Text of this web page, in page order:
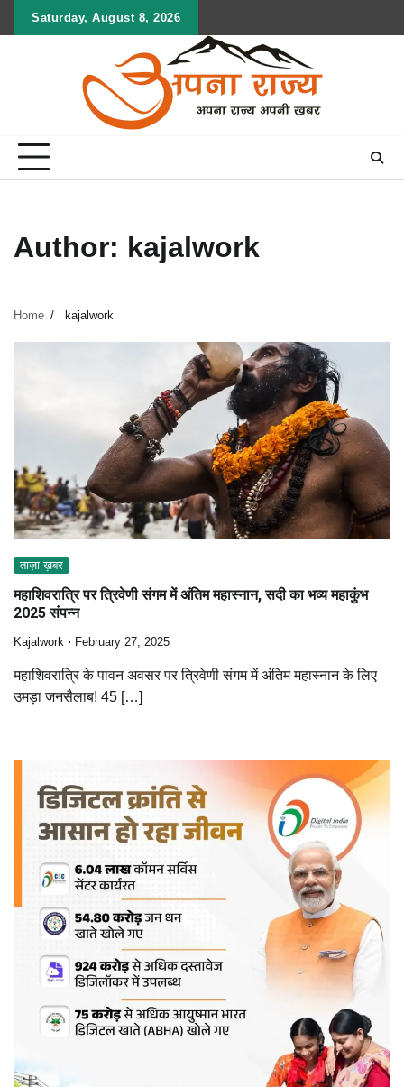
Saturday, August 8, 2026
Author: kajalwork
Home kajalwork
ताज़ा ख़बर
महाशिवरात्रि पर त्रिवेणी संगम में अंतिम महास्नान, सदी का भव्य महाकुंभ
2025 संपन्न
Kajalwork February 27, 2025
महाशिवरात्रि के पावन अवसर पर त्रिवेणी संगम में अंतिम महास्नान के लिए
उमड़ा जनसैलाब! 45 […]